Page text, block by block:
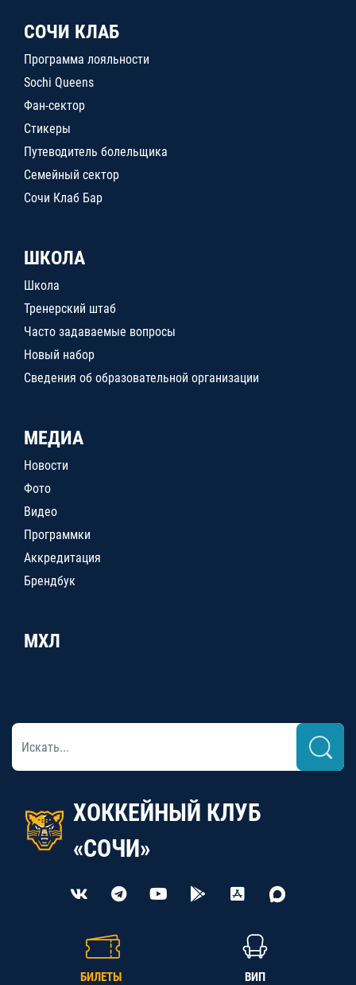
СОЧИ КЛАБ
Программа лояльности
Sochi Queens
Фан-сектор
Стикеры
Путеводитель болельщика
Семейный сектор
Сочи Клаб Бар
ШКОЛА
Школа
Тренерский штаб
Часто задаваемые вопросы
Новый набор
Сведения об образовательной организации
МЕДИА
Новости
Фото
Видео
Программки
Аккредитация
Брендбук
МХЛ
ХОККЕЙНЫЙ КЛУБ
«СОЧИ»
БИЛЕТЫ ВИП